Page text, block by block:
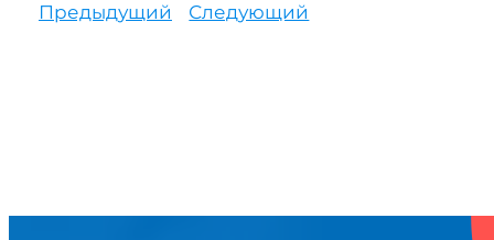
Предыдущий Следующий